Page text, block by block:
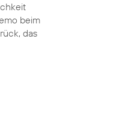
beim
das